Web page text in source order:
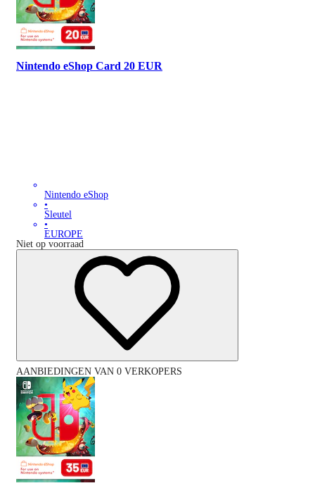
Nintendo eShop Card 20 EUR
Nintendo eShop
•
Sleutel
•
EUROPE
Niet op voorraad
AANBIEDINGEN VAN 0 VERKOPERS